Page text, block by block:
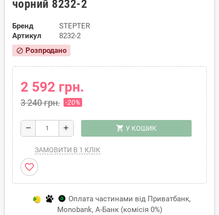
чорний 8232-2
Бренд
STEPTER
Артикул
8232-2
block Розпродано
2 592 грн.
3 240 грн. -20%
remove add shopping_cart У КОШИК
ЗАМОВИТИ В 1 КЛІК
favorite_border
Оплата частинами від Приватбанк,
Monobank, А-Банк (комісія 0%)